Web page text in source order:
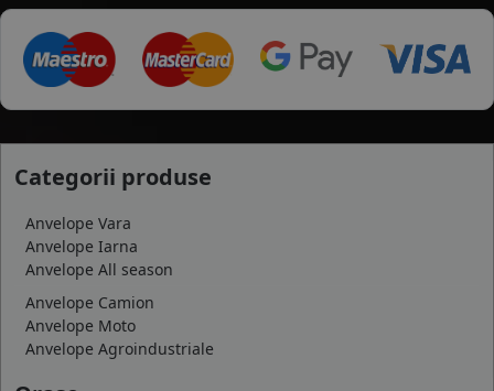
Categorii produse
Anvelope Vara
Anvelope Iarna
Anvelope All season
Anvelope Camion
Anvelope Moto
Anvelope Agroindustriale